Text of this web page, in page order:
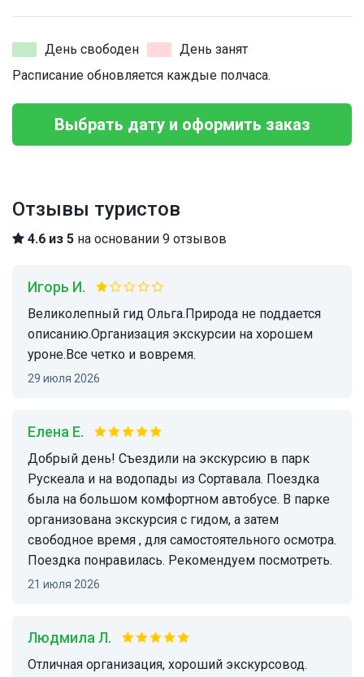
День свободен
День занят
Расписание обновляется каждые полчаса.
Выбрать дату и оформить заказ
Отзывы туристов
4.6 из 5 на основании 9 отзывов
Игорь И.
Великолепный гид Ольга.Природа не поддается
описанию.Организация экскурсии на хорошем
уроне.Все четко и вовремя.
29 июля 2026
Елена Е.
Добрый день! Съездили на экскурсию в парк
Рускеала и на водопады из Сортавала. Поездка
была на большом комфортном автобусе. В парке
организована экскурсия с гидом, а затем
свободное время , для самостоятельного осмотра.
Поездка понравилась. Рекомендуем посмотреть.
21 июля 2026
Людмила Л.
Отличная организация, хороший экскурсовод.